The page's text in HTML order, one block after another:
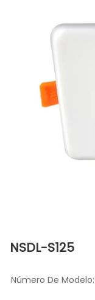
NSDL-S125
Número De Modelo: